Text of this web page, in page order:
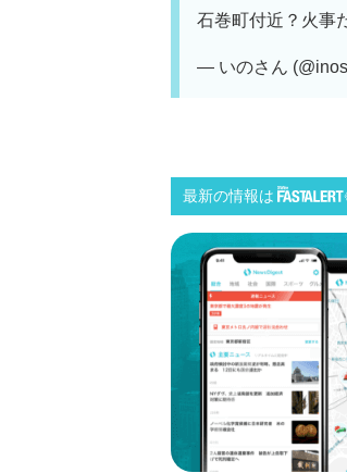
石巻町付近？火事
— いのさん
最新の情報は